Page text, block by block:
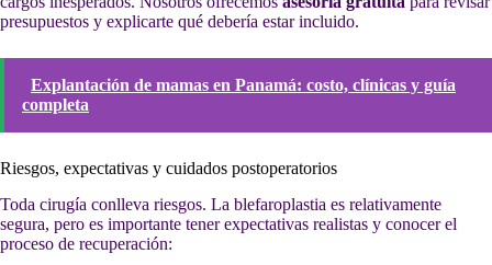
presupuestos y explicarte qué debería estar incluido.
Explantación de mamas en Panamá: costo, clínicas y guía
completa
Riesgos, expectativas y cuidados postoperatorios
Toda cirugía conlleva riesgos. La blefaroplastia es relativamente
segura, pero es importante tener expectativas realistas y conocer el
proceso de recuperación: